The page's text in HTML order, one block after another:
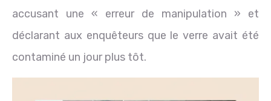
accusant une « erreur de manipulation » et
déclarant aux enquêteurs que le verre avait été
contaminé un jour plus tôt.